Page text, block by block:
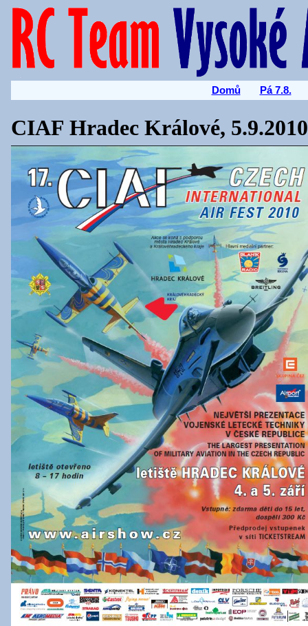
Domů Pá 7.8.
CIAF Hradec Králové, 5.9.2010